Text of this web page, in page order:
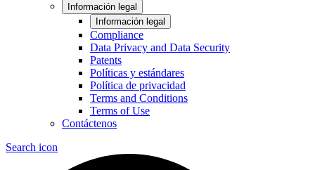
Información legal
Información legal
Compliance
Data Privacy and Data Security
Patents
Políticas y estándares
Política de privacidad
Terms and Conditions
Terms of Use
Contáctenos
Search icon